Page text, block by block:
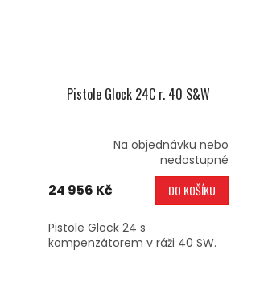
Pistole Glock 24C r. 40 S&W
Na objednávku nebo
nedostupné
24 956 Kč DO KOŠÍKU
Pistole Glock 24 s
kompenzátorem v ráži 40 SW.